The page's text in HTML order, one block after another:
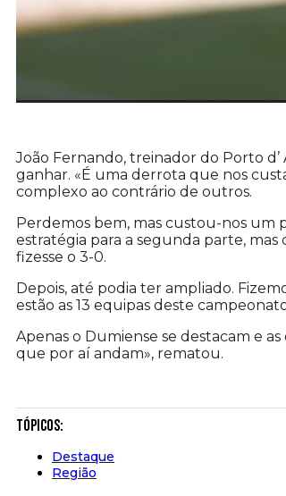
João Fernando, treinador do Porto
ganhar. «É uma derrota que nos
complexo ao contrário de outros.
Perdemos bem, mas custou-nos
estratégia para a segunda parte, mas
fizesse o 3-0.
Depois, até podia ter ampliado.
estão as 13 equipas deste
Apenas o Dumiense se destacam e
que por aí andam», rematou.
Tópicos:
Destaque
Região